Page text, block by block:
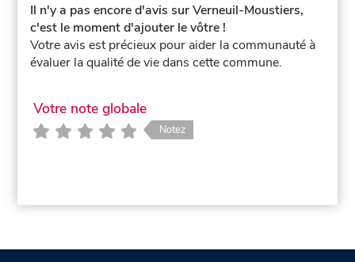
Il n'y a pas encore d'avis sur Verneuil-Moustiers,
c'est le moment d'ajouter le vôtre !
Votre avis est précieux pour aider la communauté à
évaluer la qualité de vie dans cette commune.
Votre note globale
Notez